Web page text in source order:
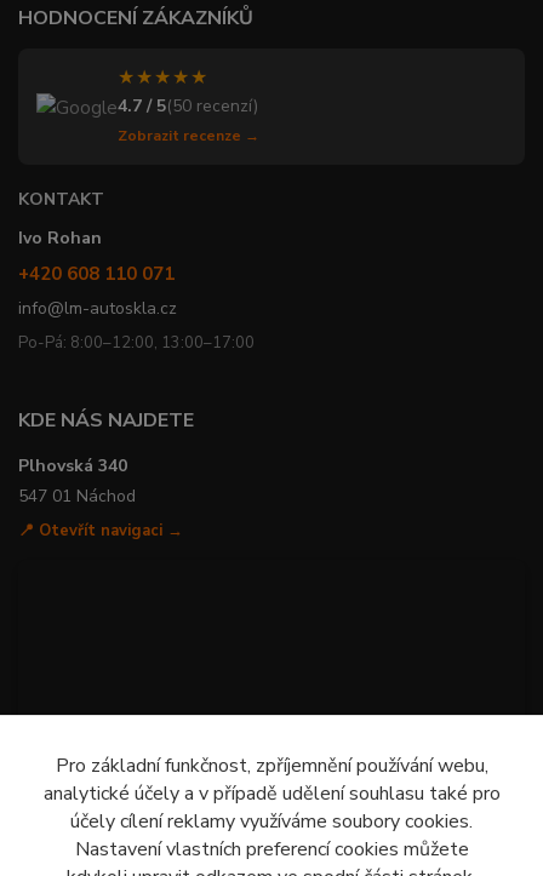
HODNOCENÍ ZÁKAZNÍKŮ
★★★★★
4.7 / 5(50 recenzí)
Zobrazit recenze →
KONTAKT
Ivo Rohan
+420 608 110 071
info@lm-autoskla.cz
Po-Pá: 8:00–12:00, 13:00–17:00
KDE NÁS NAJDETE
Plhovská 340
547 01 Náchod
📍 Otevřít navigaci →
Pro základní funkčnost, zpříjemnění používání webu,
analytické účely a v případě udělení souhlasu také pro
účely cílení reklamy využíváme soubory cookies.
Nastavení vlastních preferencí cookies můžete